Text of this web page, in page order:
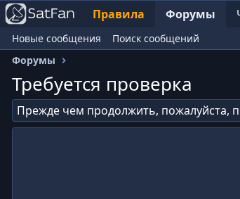
Правила Форумы
Новые сообщения
Поиск сообщений
Форумы
Требуется проверка
Прежде чем продолжить, пожалуйста,